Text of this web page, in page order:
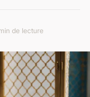
de lecture